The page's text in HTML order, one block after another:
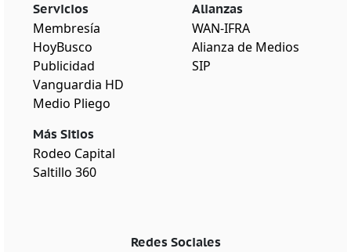
Servicios
Membresía
HoyBusco
Publicidad
Vanguardia HD
Medio Pliego
Más Sitios
Rodeo Capital
Saltillo 360
Alianzas
WAN-IFRA
Alianza de Medios
SIP
Redes Sociales